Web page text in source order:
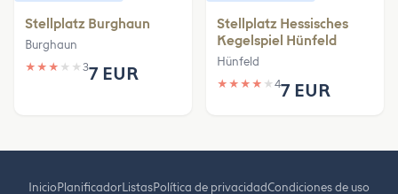
Stellplatz Burghaun
Burghaun
★ ★ ★ ★ ★ 37 EUR
Stellplatz Hessisches
Kegelspiel Hünfeld
Hünfeld
★ ★ ★ ★ ★ 47 EUR
InicioPlanificadorListasPolítica de privacidadCondiciones de uso